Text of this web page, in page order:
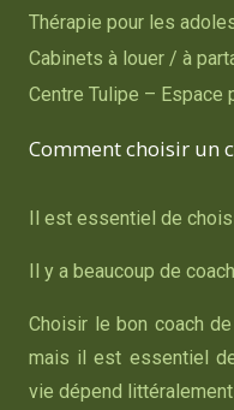
Thérapie pour les
Cabinets à louer / à
Centre Tulipe – Espace
Comment choisir un
Il est essentiel de
Il y a beaucoup de
Choisir le bon coach
mais il est essentiel
vie dépend